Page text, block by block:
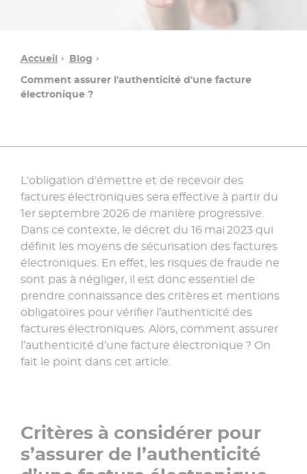
Accueil
Blog
Comment assurer l'authenticité d'une facture
électronique ?
Une
question ?
Contacter
un
conseiller
»
L'obligation d'émettre et de recevoir des
factures électroniques sera effective à partir du
1er septembre 2026 de manière progressive.
Dans ce contexte, le décret du 16 mai 2023 qui
définit les moyens de sécurisation des factures
électroniques. En effet, les risques de fraude ne
sont pas à négliger, il est donc essentiel de
prendre connaissance des critères et mentions
obligatoires pour vérifier l’authenticité des
factures électroniques. Alors, comment assurer
l’authenticité d’une facture électronique ? On
fait le point dans cet article.
Critères à considérer pour
s’assurer de l’authenticité